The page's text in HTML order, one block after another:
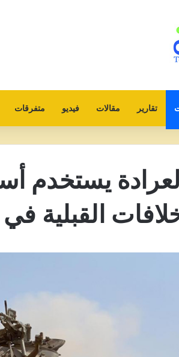
تقارير مقالات فيديو متفرقات
يستخدم
القبلية